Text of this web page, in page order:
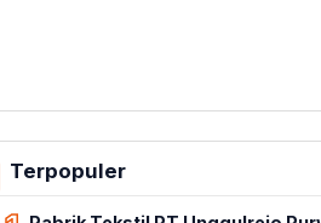
Terpopuler